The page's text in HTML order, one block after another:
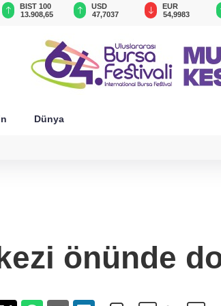
BIST 100
13.908,65
USD
47,7037
EUR
54,9983
Dünya
önünde